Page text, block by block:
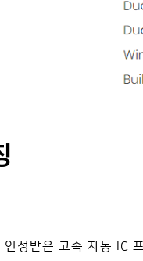
정받은 고속 자동 IC